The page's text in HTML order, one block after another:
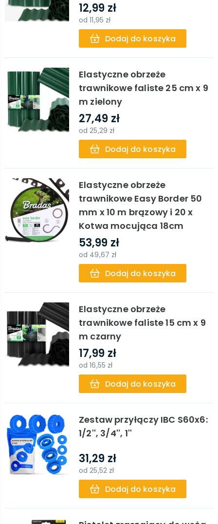
12,99 zł
od11,95 zł
Dodaj do koszyka
Elastyczne obrzeże
trawnikowe faliste 25 cm x 9
m zielony
27,49 zł
od25,29 zł
Dodaj do koszyka
Elastyczne obrzeże
trawnikowe Easy Border 50
mm x 10 m brązowy i 20 x
Kotwa mocująca 18cm
53,99 zł
od 49,67 zł
Dodaj do koszyka
Elastyczne obrzeże
trawnikowe faliste 15 cm x 9
m czarny
17,99 zł
od16,55 zł
Dodaj do koszyka
Zestaw przyłączy IBC S60x6:
1/2'', 3/4'', 1''
31,29 zł
od25,52 zł
Dodaj do koszyka